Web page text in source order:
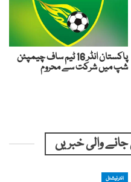
پاکستان انڈر 16 ٹیم ساف چیمپئن
شپ میں شرکت سے محروم
والی خبریں
انٹرنیشنل